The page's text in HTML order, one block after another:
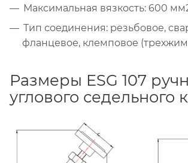
Максимальная вязкость: 600
Тип соединения: резьбовое,
фланцевое, клемповое
Размеры ESG 107
углового седельного